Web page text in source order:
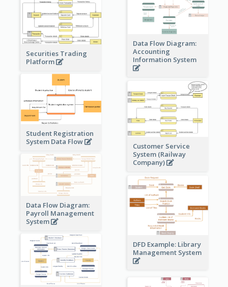
Data Flow Diagram:
Accounting
Information System
Securities Trading
Platform
Student Registration
System Data Flow
Customer Service
System (Railway
Company)
Data Flow Diagram:
Payroll Management
System
DFD Example: Library
Management System